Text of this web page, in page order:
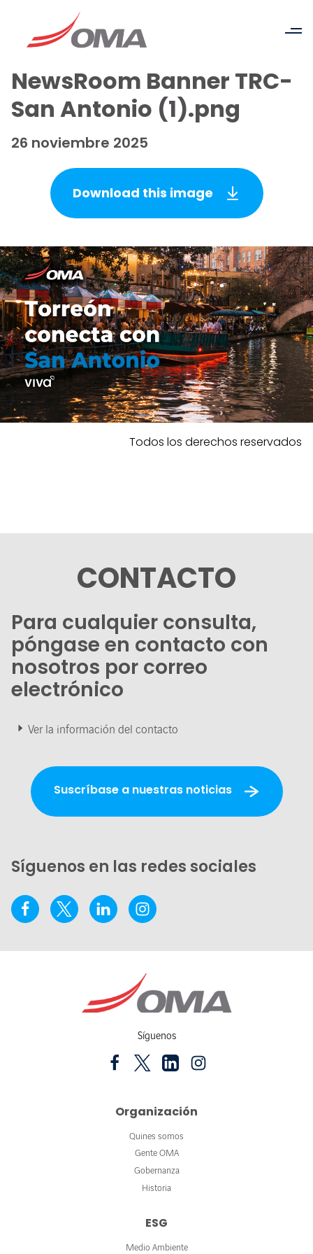
NewsRoom Banner TRC-
San Antonio (1).png
26 noviembre 2025
Download this image
Todos los derechos reservados
CONTACTO
Para cualquier consulta,
póngase en contacto con
nosotros por correo
electrónico
Ver la información del contacto
Suscríbase a nuestras noticias
Síguenos en las redes sociales
Síguenos
Organización
Quines somos
Gente OMA
Gobernanza
Historia
ESG
Medio Ambiente